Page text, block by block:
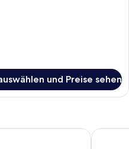
und Preise sehen